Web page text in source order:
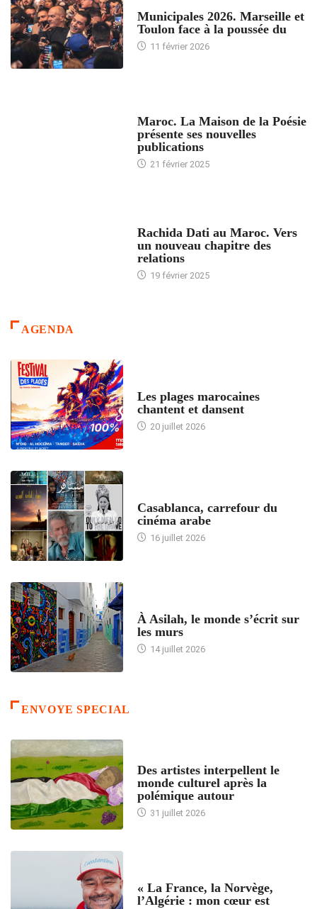
Municipales 2026. Marseille et
Toulon face à la poussée du
11 février 2026
Maroc. La Maison de la Poésie
présente ses nouvelles
publications
21 février 2025
Rachida Dati au Maroc. Vers
un nouveau chapitre des
relations
19 février 2025
AGENDA
Les plages marocaines
chantent et dansent
20 juillet 2026
Casablanca, carrefour du
cinéma arabe
16 juillet 2026
À Asilah, le monde s’écrit sur
les murs
14 juillet 2026
ENVOYE SPECIAL
Des artistes interpellent le
monde culturel après la
polémique autour
31 juillet 2026
« La France, la Norvège,
l’Algérie : mon cœur est